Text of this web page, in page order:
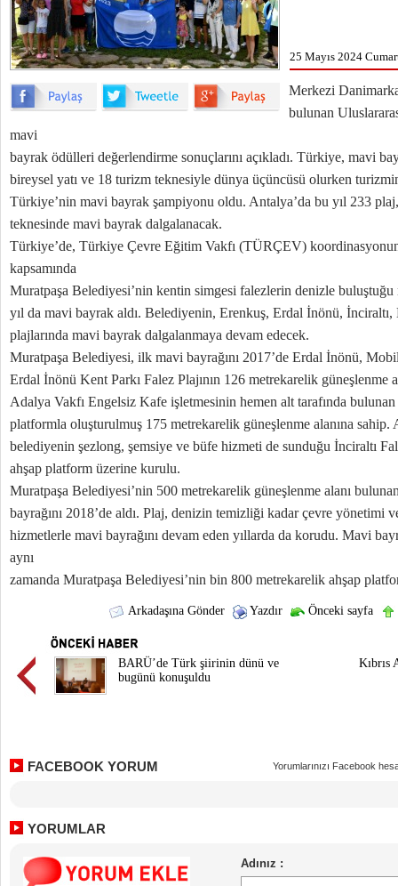
25 Mayıs 2024
Merkezi
bulunan
mavi
bayrak ödülleri değerlendirme sonuçlarını açıkladı. Türkiye, mavi
bireysel yatı ve 18 turizm teknesiyle dünya üçüncüsü olurken
Türkiye’nin mavi bayrak şampiyonu oldu. Antalya’da bu yıl 233
teknesinde mavi bayrak dalgalanacak.
Türkiye’de, Türkiye Çevre Eğitim Vakfı (TÜRÇEV)
kapsamında
Muratpaşa Belediyesi’nin kentin simgesi falezlerin denizle
yıl da mavi bayrak aldı. Belediyenin, Erenkuş, Erdal İnönü,
plajlarında mavi bayrak dalgalanmaya devam edecek.
Muratpaşa Belediyesi, ilk mavi bayrağını 2017’de Erdal İnönü,
Erdal İnönü Kent Parkı Falez Plajının 126 metrekarelik güneşlenme
Adalya Vakfı Engelsiz Kafe işletmesinin hemen alt tarafında
platformla oluşturulmuş 175 metrekarelik güneşlenme alanına sahip.
belediyenin şezlong, şemsiye ve büfe hizmeti de sunduğu İnciraltı
ahşap platform üzerine kurulu.
Muratpaşa Belediyesi’nin 500 metrekarelik güneşlenme alanı
bayrağını 2018’de aldı. Plaj, denizin temizliği kadar çevre yönetimi
hizmetlerle mavi bayrağını devam eden yıllarda da korudu. Mavi
aynı
zamanda Muratpaşa Belediyesi’nin bin 800 metrekarelik ahşap
Arkadaşına Gönder Yazdır Önceki sayfa
BARÜ’de Türk şiirinin dünü ve
bugünü konuşuldu
Kıbrıs
FACEBOOK YORUM Yorumlarınızı Facebook
YORUMLAR